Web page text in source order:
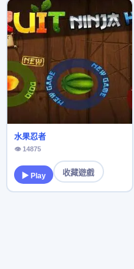
水果忍者
👁 14875
▶ Play 收藏遊戲